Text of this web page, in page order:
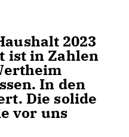
2023
ist in Zahlen
In den
Die solide
vor uns